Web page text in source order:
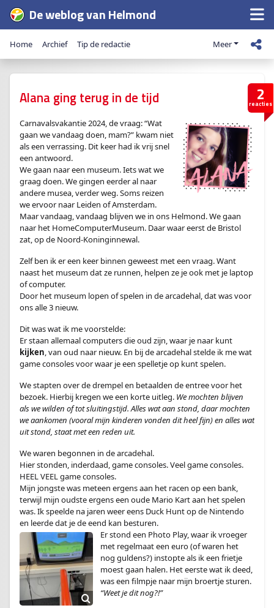
De weblog van Helmond
Home Archief Tip de redactie Meer
2
reacties
Alana ging terug in de tijd
Carnavalsvakantie 2024, de vraag: “Wat
gaan we vandaag doen, mam?” kwam niet
als een verrassing. Dit keer had ik vrij snel
een antwoord.
We gaan naar een museum. Iets wat we
graag doen. We gingen eerder al naar
andere musea, verder weg. Soms reizen
we ervoor naar Leiden of Amsterdam.
Maar vandaag, vandaag blijven we in ons Helmond. We gaan
naar het HomeComputerMuseum. Daar waar eerst de Bristol
zat, op de Noord-Koninginnewal.
Zelf ben ik er een keer binnen geweest met een vraag. Want
naast het museum dat ze runnen, helpen ze je ook met je laptop
of computer.
Door het museum lopen of spelen in de arcadehal, dat was voor
ons alle 3 nieuw.
Dit was wat ik me voorstelde:
Er staan allemaal computers die oud zijn, waar je naar kunt
kijken, van oud naar nieuw. En bij de arcadehal stelde ik me wat
game consoles voor waar je een spelletje op kunt spelen.
We stapten over de drempel en betaalden de entree voor het
bezoek. Hierbij kregen we een korte uitleg. We mochten blijven
als we wilden of tot sluitingstijd. Alles wat aan stond, daar mochten
we aankomen (vooral mijn kinderen vonden dit heel fijn) en alles wat
uit stond, staat met een reden uit.
We waren begonnen in de arcadehal.
Hier stonden, inderdaad, game consoles. Veel game consoles.
HEEL VEEL game consoles.
Mijn jongste was meteen ergens aan het racen op een bank,
terwijl mijn oudste ergens een oude Mario Kart aan het spelen
was. Ik speelde na jaren weer eens Duck Hunt op de Nintendo
en leerde dat je de eend kan besturen.
Er stond een Photo Play, waar ik vroeger
met regelmaat een euro (of waren het
nog guldens?) instopte als ik een frietje
moest gaan halen. Het eerste wat ik deed,
was een filmpje naar mijn broertje sturen.
“Weet je dit nog?!”